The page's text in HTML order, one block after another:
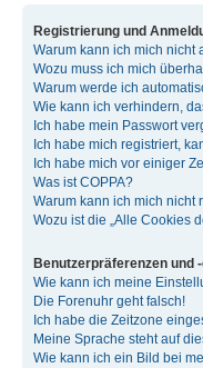
Registrierung und
Warum kann ich mich nicht
Wozu muss ich mich
Warum werde ich
Wie kann ich verhindern,
Ich habe mein Passwort
Ich habe mich registriert,
Ich habe mich vor einiger
Was ist COPPA?
Warum kann ich mich nicht
Wozu ist die „Alle Cookies
Benutzerpräferenzen und
Wie kann ich meine
Die Forenuhr geht falsch!
Ich habe die Zeitzone
Meine Sprache steht auf
Wie kann ich ein Bild bei